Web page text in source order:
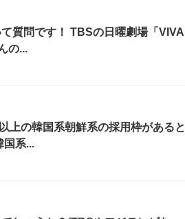
質問です！ TBSの日曜劇場「VIVA
の...
上の韓国系朝鮮系の採用枠があると
国系...